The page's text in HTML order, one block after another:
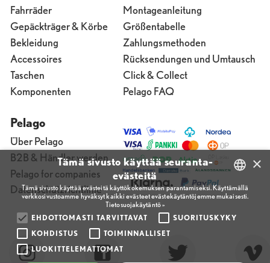
Fahrräder
Gepäckträger & Körbe
Bekleidung
Accessoires
Taschen
Komponenten
Montageanleitung
Größentabelle
Zahlungsmethoden
Rücksendungen und Umtausch
Click & Collect
Pelago FAQ
Pelago
Über Pelago
B2B & Händler werden
Pelago for companies
Datenschutzrichtlinie
FINNISH
ENGLISH
×
Tämä sivusto käyttää seuranta-
evästeitä
Tämä sivusto käyttää evästeitä käyttökokemuksen parantamiseksi. Käyttämällä
verkkosivustoamme hyväksyt kaikki evästeet evästekäytäntöjemme mukaisesti.
Tietosuojakäytäntö »
EHDOTTOMASTI TARVITTAVAT
SUORITUSKYKY
KOHDISTUS
TOIMINNALLISET
LUOKITTELEMATTOMAT